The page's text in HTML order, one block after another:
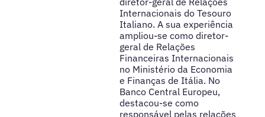
Internacionais do Tesouro
Italiano. A sua experiência
ampliou-se como diretor-
geral de Relações
Financeiras Internacionais
no Ministério da Economia
e Finanças de Itália. No
Banco Central Europeu,
destacou-se como
responsável pelas relações